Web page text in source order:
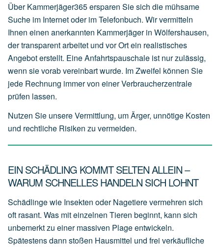
Über Kammerjäger365 ersparen Sie sich die mühsame
Suche im Internet oder im Telefonbuch. Wir vermitteln
Ihnen einen anerkannten Kammerjäger in Wölfershausen,
der transparent arbeitet und vor Ort ein realistisches
Angebot erstellt. Eine Anfahrtspauschale ist nur zulässig,
wenn sie vorab vereinbart wurde. Im Zweifel können Sie
jede Rechnung immer von einer Verbraucherzentrale
prüfen lassen.
Nutzen Sie unsere Vermittlung, um Ärger, unnötige Kosten
und rechtliche Risiken zu vermeiden.
EIN SCHÄDLING KOMMT SELTEN ALLEIN –
WARUM SCHNELLES HANDELN SICH LOHNT
Schädlinge wie Insekten oder Nagetiere vermehren sich
oft rasant. Was mit einzelnen Tieren beginnt, kann sich
unbemerkt zu einer massiven Plage entwickeln.
Spätestens dann stoßen Hausmittel und frei verkäufliche